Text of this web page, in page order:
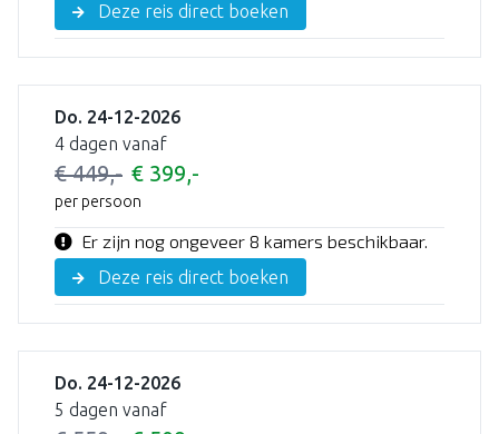
Deze reis direct boeken
Do. 24-12-2026
4 dagen vanaf
€ 449,- € 399,-
per persoon
Er zijn nog ongeveer 8 kamers beschikbaar.
Deze reis direct boeken
Do. 24-12-2026
5 dagen vanaf